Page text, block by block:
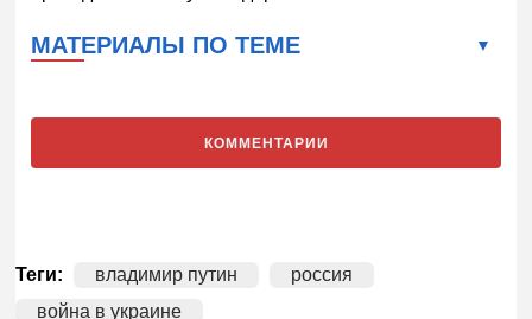
МАТЕРИАЛЫ ПО ТЕМЕ
КОММЕНТАРИИ
Теги: владимир путин
россия
война в украине